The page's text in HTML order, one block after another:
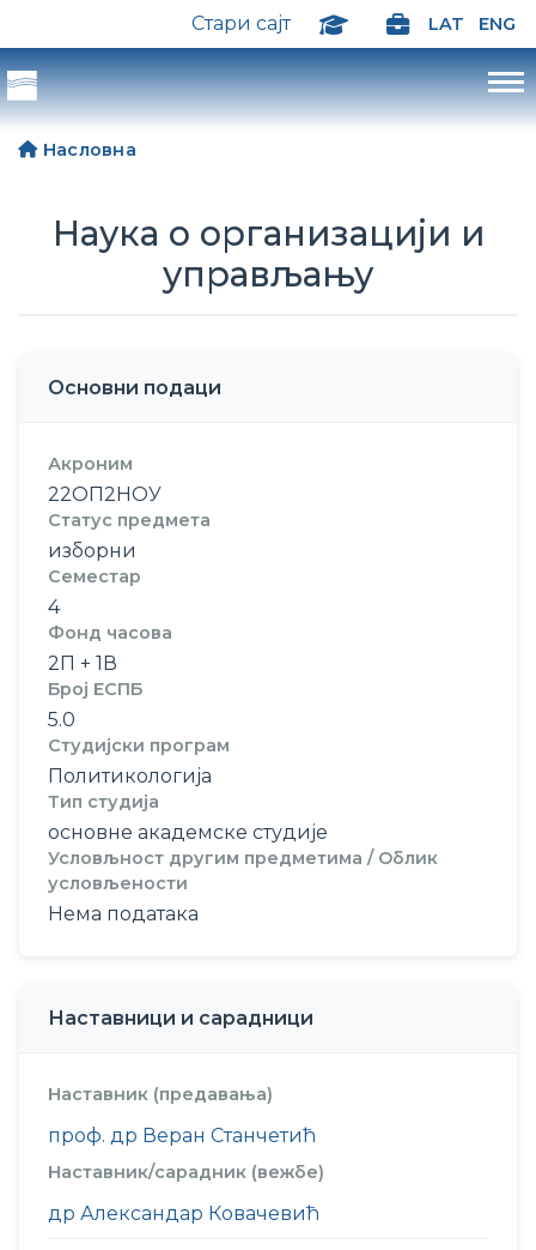
Стари сајт LAT ENG
Насловна
Наука о организацији и
управљању
Основни подаци
Акроним
22ОП2НОУ
Статус предмета
изборни
Семестар
4
Фонд часова
2П + 1В
Број ЕСПБ
5.0
Студијски програм
Политикологија
Тип студија
основне академске студије
Условљност другим предметима / Облик
условљености
Нема података
Наставници и сарадници
Наставник (предавања)
проф. др Веран Станчетић
Наставник/сарадник (вежбе)
др Александар Ковачевић